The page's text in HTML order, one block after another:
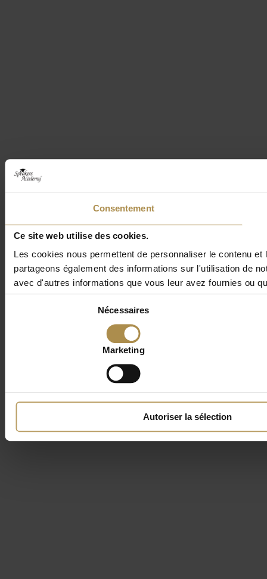
Consentement
Ce site web utilise des cookies.
Les cookies nous permettent de personnaliser le contenu
partageons également des informations sur l'utilisation de
avec d'autres informations que vous leur avez fournies ou
Nécessaires
Marketing
Autoriser la sélection